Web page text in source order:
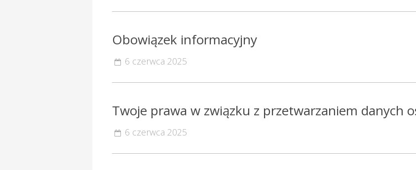
Obowiązek informacyjny
6 czerwca 2025
Twoje prawa w związku z przetwarzaniem danych
6 czerwca 2025